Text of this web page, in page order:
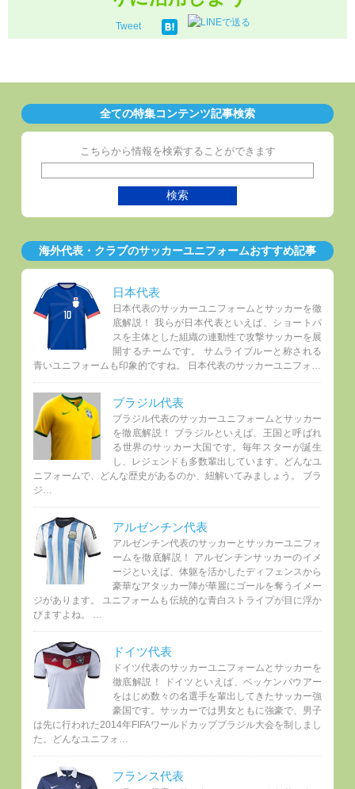
Tweet
全ての特集コンテンツ記事検索
こちらから情報を検索することができます
海外代表・クラブのサッカーユニフォームおすすめ記事
日本代表
日本代表のサッカーユニフォームとサッカーを徹
底解説！ 我らが日本代表といえば、ショートパ
スを主体とした組織の連動性で攻撃サッカーを展
開するチームです。 サムライブルーと称される
青いユニフォームも印象的ですね。 日本代表のサッカーユニフォ…
ブラジル代表
ブラジル代表のサッカーユニフォームとサッカー
を徹底解説！ ブラジルといえば、王国と呼ばれ
る世界のサッカー大国です。毎年スターが誕生
し、レジェンドも多数輩出しています。どんなユ
ニフォームで、どんな歴史があるのか、紐解いてみましょう。 ブラ
ジ…
アルゼンチン代表
アルゼンチン代表のサッカーとサッカーユニフォ
ームを徹底解説！ アルゼンチンサッカーのイメ
ージといえば、体躯を活かしたディフェンスから
豪華なアタッカー陣が華麗にゴールを奪うイメー
ジがあります。 ユニフォームも伝統的な青白ストライプが目に浮か
びますよね。 …
ドイツ代表
ドイツ代表のサッカーユニフォームとサッカーを
徹底解説！ ドイツといえば、ベッケンバウアー
をはじめ数々の名選手を輩出してきたサッカー強
豪国です。サッカーでは男女ともに強豪で、男子
は先に行われた2014年FIFAワールドカップブラジル大会を制しまし
た。どんなユニフォ…
フランス代表